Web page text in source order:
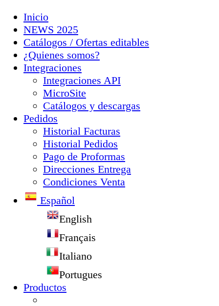
Inicio
NEWS 2025
Catálogos / Ofertas editables
¿Quienes somos?
Integraciones
Integraciones API
MicroSite
Catálogos y descargas
Pedidos
Historial Facturas
Historial Pedidos
Pago de Proformas
Direcciones Entrega
Condiciones Venta
Español
English
Français
Italiano
Portugues
Productos